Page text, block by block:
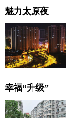
魅力太原夜
幸福“升级”